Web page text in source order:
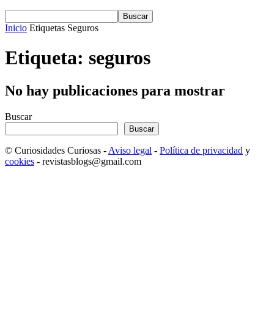
Inicio Etiquetas Seguros
Etiqueta: seguros
No hay publicaciones para mostrar
Buscar
Buscar
© Curiosidades Curiosas - Aviso legal - Política de privacidad y
cookies - revistasblogs@gmail.com